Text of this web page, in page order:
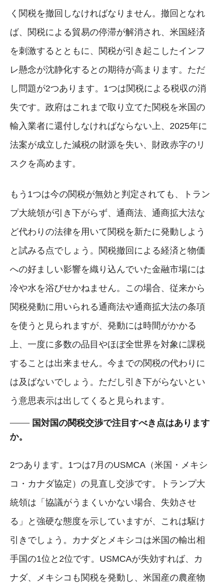
く関税を撤回しなければなりません。撤回となれ
ば、関税による貿易の停滞が解消され、米国経済
を刺激するとともに、関税が引き起こしたインフ
レ懸念が沈静化するとの期待が高まります。ただ
し問題が2つあります。1つは関税による税収の消
失です。政府はこれまで取り立てた関税を米国の
輸入業者に還付しなければならない上、2025年に
法案が成立した減税の財源を失い、財政赤字のリ
スクを高めます。
もう1つは今の関税が無効と判定されても、トラン
プ大統領が引き下がらず、通商法、通商拡大法な
ど代わりの法律を用いて関税を新たに発動しよう
と試みる点でしょう。関税撤回による経済と物価
への好ましい影響を織り込んでいた金融市場には
冷や水を浴びせかねません。この場合、従来から
関税発動に用いられる通商法や通商拡大法の条項
を使うと見られますが、発動には時間がかかる
上、一度に多数の品目やほぼ全世界を対象に課税
することは出来ません。今までの関税の代わりに
は及ばないでしょう。ただし引き下がらないとい
う意思表示は出してくると見られます。
国対国の関税交渉で注目すべき点はあります
か。
2つあります。1つは7月のUSMCA（米国・メキシ
コ・カナダ協定）の見直し交渉です。トランプ大
統領は「協議がうまくいかない場合、失効させ
る」と強硬な態度を示していますが、これは駆け
引きでしょう。カナダとメキシコは米国の輸出相
手国の1位と2位です。USMCAが失効すれば、カ
ナダ、メキシコも関税を発動し、米国産の農産物